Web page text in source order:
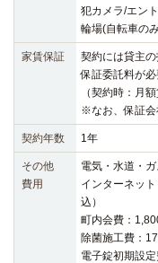
犯カメラ/エン
輪場(自転車の
家賃保証
契約には貸主
保証委託料が必
（契約時：月
※なお、保証会
契約年数 1年
その他
費用
電気・水道・
インターネッ
込）
町内会費：
除菌施工費：
電子錠初期設